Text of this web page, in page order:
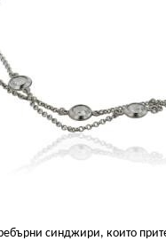
синджири, които